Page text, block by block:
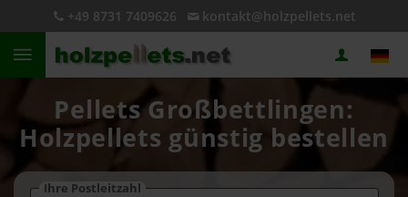
+49 8731 7409626 kontakt@holzpellets.net
Pellets Großbettlingen:
Holzpellets günstig bestellen
Ihre Postleitzahl